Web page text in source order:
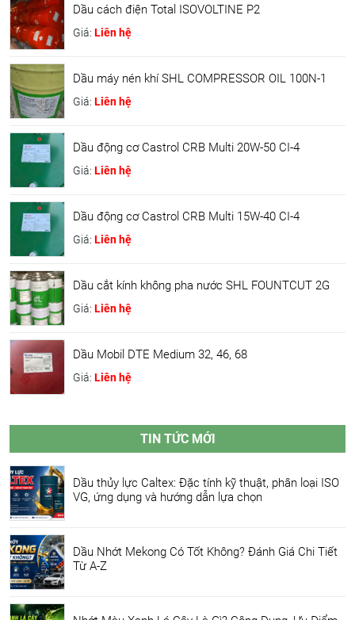
Dầu cách điện Total ISOVOLTINE P2
Giá: Liên hệ
Dầu máy nén khí SHL COMPRESSOR OIL 100N-1
Giá: Liên hệ
Dầu động cơ Castrol CRB Multi 20W-50 CI-4
Giá: Liên hệ
Dầu động cơ Castrol CRB Multi 15W-40 CI-4
Giá: Liên hệ
Dầu cắt kính không pha nước SHL FOUNTCUT 2G
Giá: Liên hệ
Dầu Mobil DTE Medium 32, 46, 68
Giá: Liên hệ
TIN TỨC MỚI
Dầu thủy lực Caltex: Đặc tính kỹ thuật, phân loại ISO
VG, ứng dụng và hướng dẫn lựa chọn
Dầu Nhớt Mekong Có Tốt Không? Đánh Giá Chi Tiết
Từ A-Z